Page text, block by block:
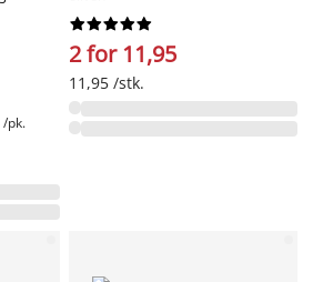
/pk.






2 for 11,95
11,95 /stk.